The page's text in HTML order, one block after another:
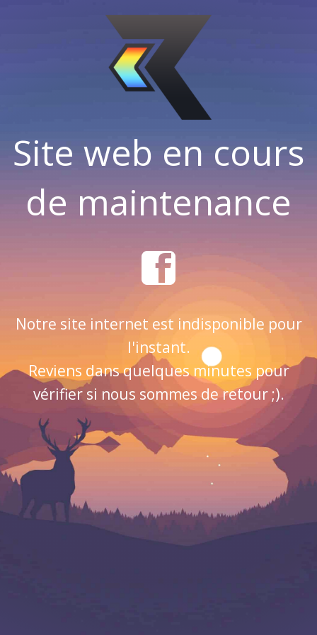
Site web en cours
de maintenance
Notre site internet est indisponible pour
l'instant.
Reviens dans quelques minutes pour
vérifier si nous sommes de retour ;).